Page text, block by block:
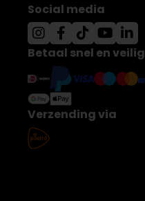
Social media
Betaal snel en veilig
Verzending via